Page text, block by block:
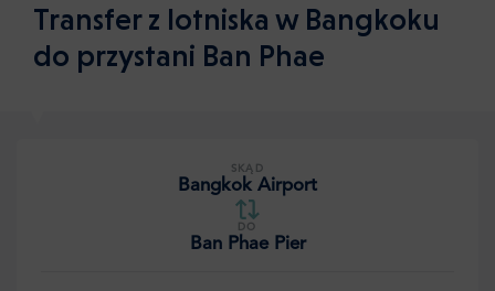
Transfer z lotniska w Bangkoku
do przystani Ban Phae
SKĄD
Bangkok Airport
DO
Ban Phae Pier